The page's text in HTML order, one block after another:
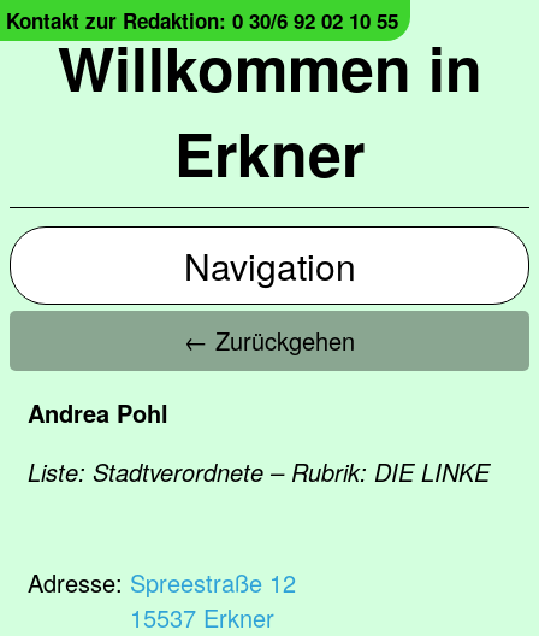
Willkommen in
Erkner
Kontakt zur Redaktion: 0 30/6 92 02 10 55
Navigation
← Zurückgehen
Andrea Pohl
Liste: Stadtverordnete – Rubrik: DIE LINKE
Adresse: Spreestraße 12
15537 Erkner